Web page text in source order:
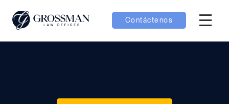
Contáctenos
Menú